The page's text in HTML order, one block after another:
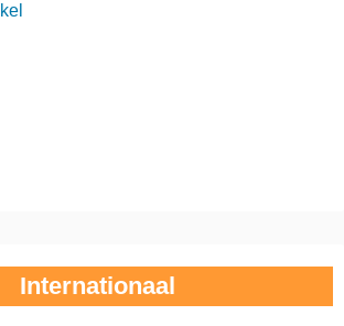
Internationaal